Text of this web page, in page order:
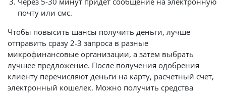
почту или смс.
Чтобы повысить шансы получить деньги, лучше
отправить сразу 2-3 запроса в разные
микрофинансовые организации, а затем выбрать
лучшее предложение. После получения одобрения
клиенту перечисляют деньги на карту, расчетный счет,
электронный кошелек. Можно получить средства